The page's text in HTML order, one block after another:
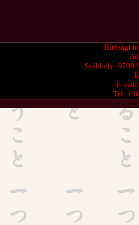
Bírósági
Székhely: 9700
E-
Tel: